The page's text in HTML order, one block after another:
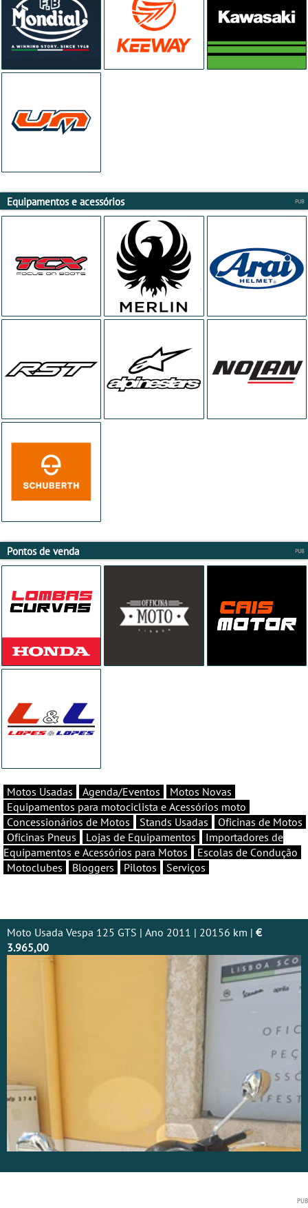
Equipamentos e acessórios
Pontos de venda
Motos Usadas Agenda/Eventos
Motos Novas
Equipamentos para motociclista e Acessórios moto
Concessionários de Motos
Stands Usadas
Oficinas de Motos
Oficinas Pneus
Lojas de Equipamentos
Importadores de
Equipamentos e Acessórios para Motos
Escolas de Condução
Motoclubes
Bloggers Pilotos Serviços
Moto Usada Vespa 125 GTS | Ano 2011 | 20156 km | €
3.965,00